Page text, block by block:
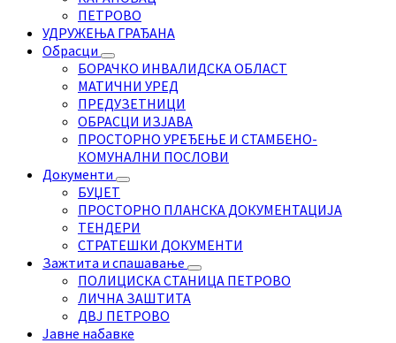
ПЕТРОВО
УДРУЖЕЊА ГРАЂАНА
Обрасци
БОРАЧКО ИНВАЛИДСКА ОБЛАСТ
МАТИЧНИ УРЕД
ПРЕДУЗЕТНИЦИ
ОБРАСЦИ ИЗЈАВА
ПРОСТОРНО УРЕЂЕЊЕ И СТАМБЕНО-
КОМУНАЛНИ ПОСЛОВИ
Документи
БУЏЕТ
ПРОСТОРНО ПЛАНСКА ДОКУМЕНТАЦИЈА
ТЕНДЕРИ
СТРАТЕШКИ ДОКУМЕНТИ
Зажтита и спашавање
ПОЛИЦИСКА СТАНИЦА ПЕТРОВО
ЛИЧНА ЗАШТИТА
ДВЈ ПЕТРОВО
Јавне набавке